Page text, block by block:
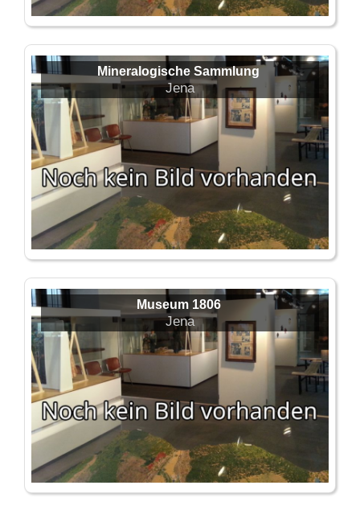
Mineralogische Sammlung
Jena
Museum 1806
Jena